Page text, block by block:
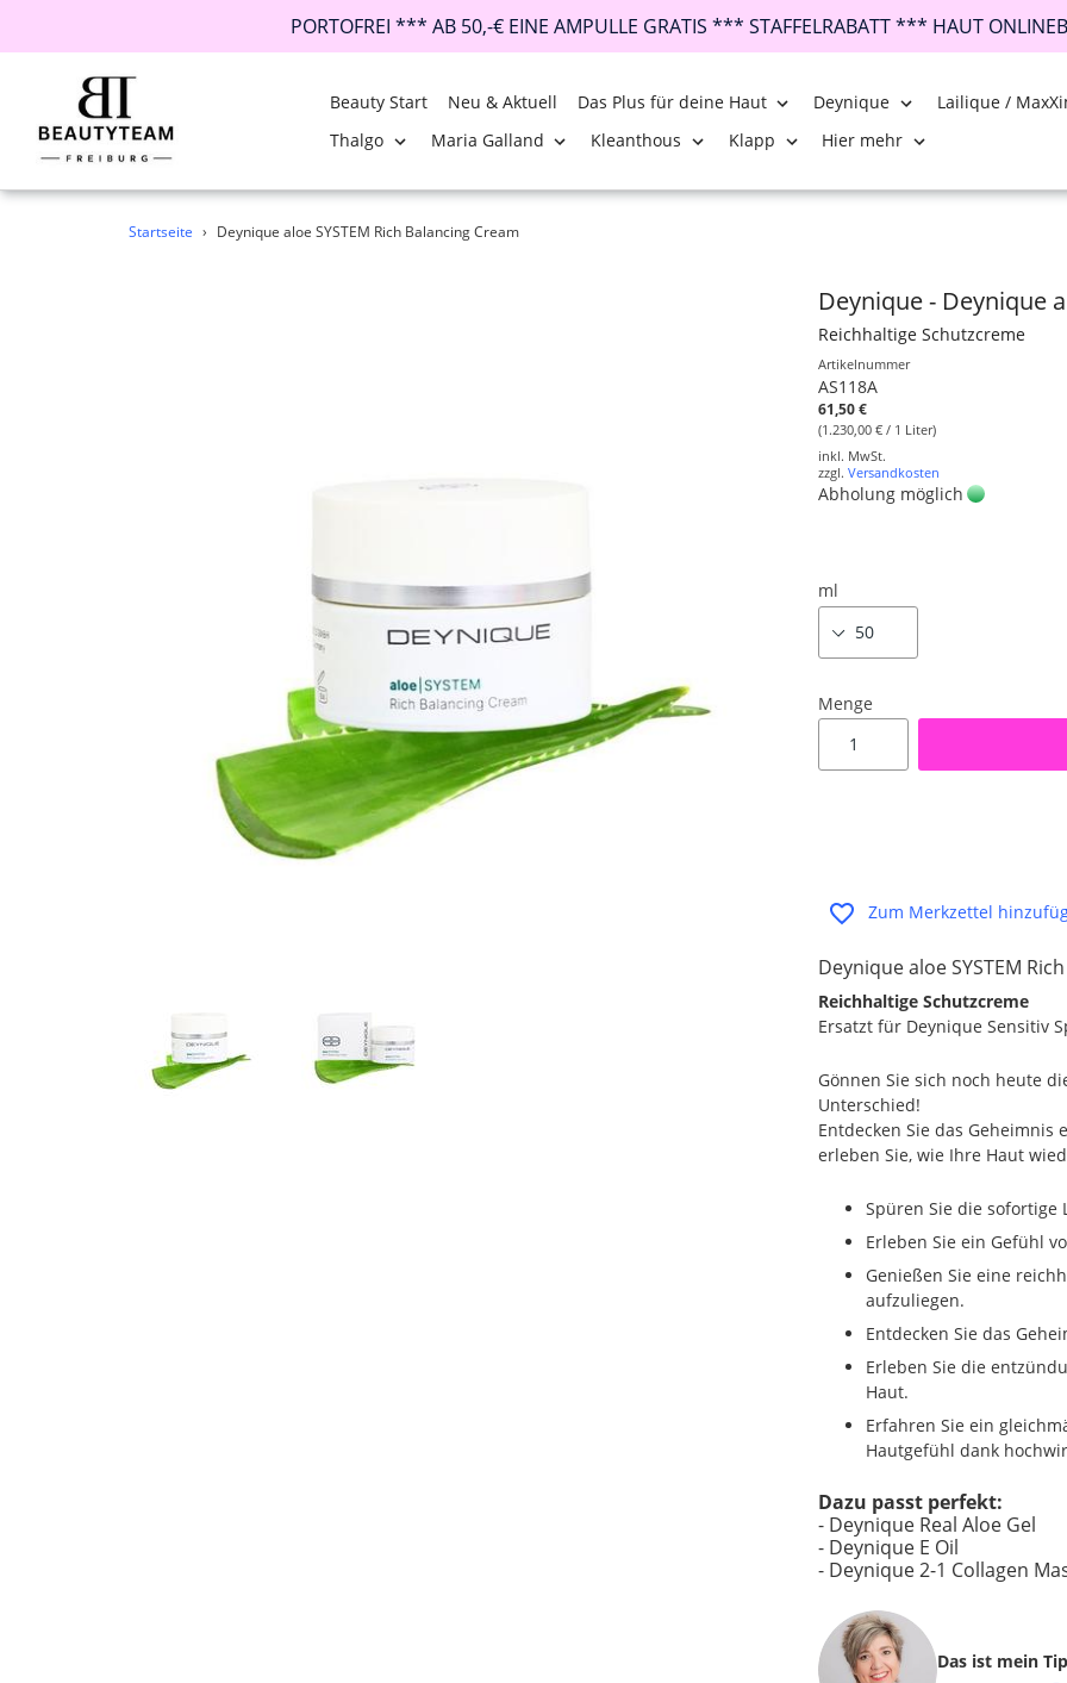
PORTOFREI *** AB 50,-€ EINE AMPULLE GRATIS *** STAFFELRABATT *** HAUT
Beauty Start Neu & Aktuell Das Plus für deine Haut Deynique
Lailique /
Thalgo
Maria Galland Kleanthous Klapp Hier mehr
Startseite › Deynique aloe SYSTEM Rich Balancing Cream
Deynique - Deynique
Reichhaltige Schutzcreme
Artikelnummer
AS118A
61,50 €
(1.230,00 € / 1 Liter)
inkl. MwSt.
zzgl. Versandkosten
Abholung möglich
ml
Menge
Zum Merkzettel
Deynique aloe SYSTEM
Reichhaltige Schutzcreme
Ersatzt für Deynique Sensitiv
Gönnen Sie sich noch heute
Unterschied!
Entdecken Sie das
erleben Sie, wie Ihre Haut
Spüren Sie die
Erleben Sie ein Gefühl
Genießen Sie eine
aufzuliegen.
Entdecken Sie das
Erleben Sie die
Haut.
Erfahren Sie ein
Hautgefühl dank
Dazu passt perfekt:
- Deynique Real Aloe Gel
- Deynique E Oil
- Deynique 2-1 Collagen
Das ist mein